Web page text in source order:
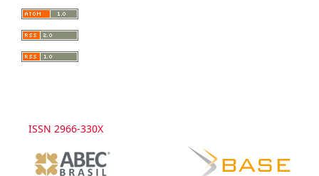
ISSN 2966-330X